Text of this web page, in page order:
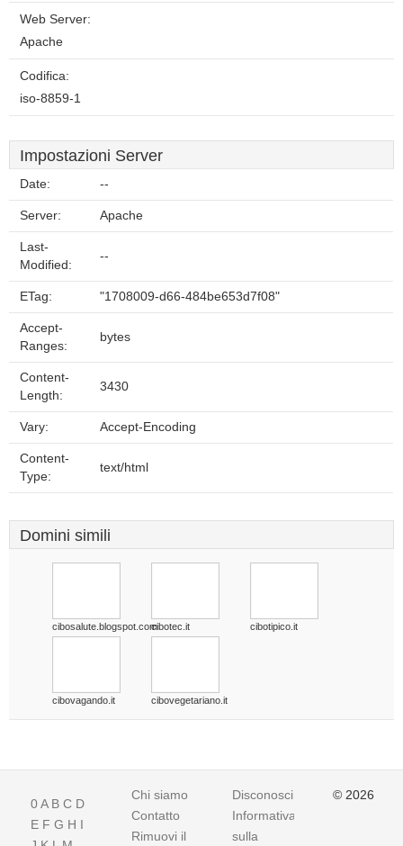
Web Server:
Apache
Codifica:
iso-8859-1
Impostazioni Server
Date: --
Server: Apache
Last-
Modified:
--
ETag: "1708009-d66-484be653d7f08"
Accept-
Ranges:
bytes
Content-
Length:
3430
Vary: Accept-Encoding
Content-
Type:
text/html
Domini simili
cibosalute.blogspot.comcibotec.it cibotipico.it
cibovagando.it cibovegetariano.it
0A B C D
E F G H I
Chi siamo
Contatto
Rimuovi il
Disconoscimento
Informativa
sulla
© 2026